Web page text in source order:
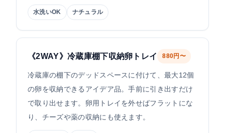
水洗いOK ナチュラル
《2WAY》冷蔵庫棚下収納卵トレイ 880円〜
冷蔵庫の棚下のデッドスペースに付けて、最大12個
の卵を収納できるアイデア品。手前に引き出すだけ
で取り出せます。卵用トレイを外せばフラットにな
り、チーズや薬の収納にも使えます。